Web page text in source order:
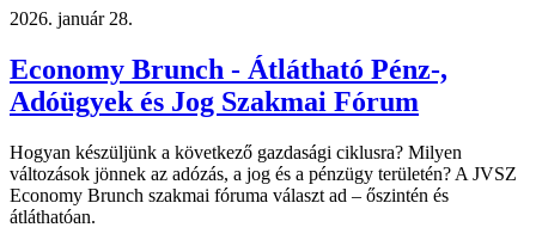
2026. január 28.
Economy Brunch - Átlátható Pénz-,
Adóügyek és Jog Szakmai Fórum
Hogyan készüljünk a következő gazdasági ciklusra? Milyen
változások jönnek az adózás, a jog és a pénzügy területén? A JVSZ
Economy Brunch szakmai fóruma választ ad – őszintén és
átláthatóan.